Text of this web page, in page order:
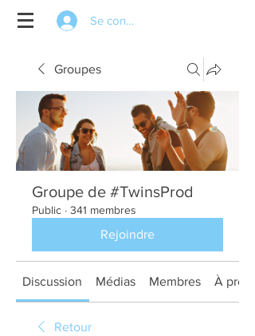
Se connecter
Groupes
Groupe de #TwinsProd
Public · 341 membres
Rejoindre
Discussion Médias Membres À
Retour